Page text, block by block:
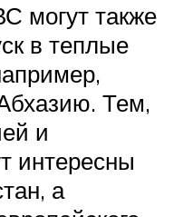
могут также
в теплые
Тем,
и
интересны
а